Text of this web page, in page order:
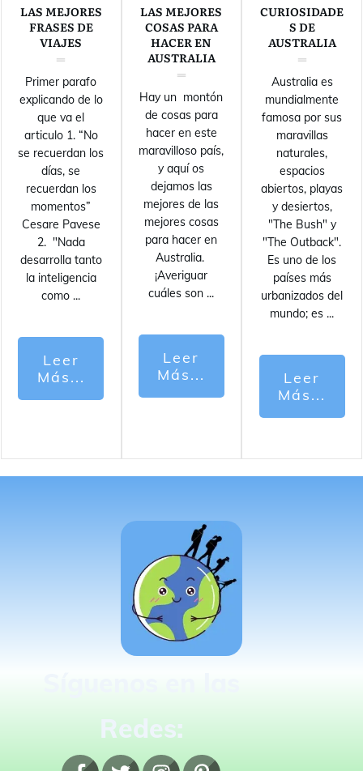
LAS MEJORES
FRASES DE
VIAJES
Primer parafo
explicando de lo
que va el
articulo 1. “No
se recuerdan los
días, se
recuerdan los
momentos”
Cesare Pavese
2. "Nada
desarrolla tanto
la inteligencia
como ...
Leer
Más...
LAS MEJORES
COSAS PARA
HACER EN
AUSTRALIA
Hay un montón
de cosas para
hacer en este
maravilloso país,
y aquí os
dejamos las
mejores de las
mejores cosas
para hacer en
Australia.
¡Averiguar
cuáles son ...
Leer
Más...
CURIOSIDADE
S DE
AUSTRALIA
Australia es
mundialmente
famosa por sus
maravillas
naturales,
espacios
abiertos, playas
y desiertos,
"The Bush" y
"The Outback".
Es uno de los
países más
urbanizados del
mundo; es ...
Leer
Más...
Redes: